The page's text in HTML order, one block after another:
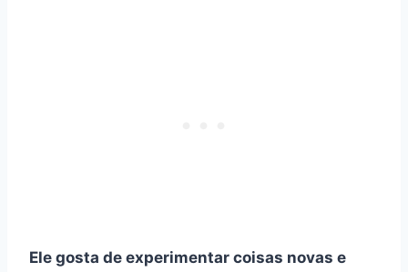
Ele gosta de experimentar coisas novas e